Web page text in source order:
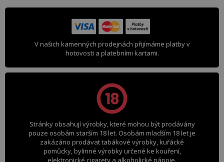
V našich kamenných prodejnách přijímáme platby v
hotovosti a platebními kartami.
Stránky obsahují výrobky, které mohou být prodávány
pouze osobám starším 18 let. Osobám mladším 18 let je
zakázáno prodávat tabákové výrobky, kuřácké
pomůcky, bylinné výrobky určené ke kouření,
elektronické cigarety a alkoholické nápoje.